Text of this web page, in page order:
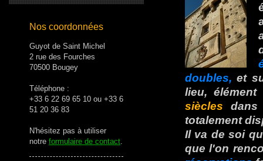
Nos coordonnées
Guyot de Saint Michel
2 rue des Fourches
70500 Bougey
Téléphone :
+33 6 22 69 65 10 ou +33 6
51 20 36 83
N'hésitez pas à utiliser
notre formulaire de contact
doubles, et
lieu,
siècles dans
totalement
Il va de soi
que l'on